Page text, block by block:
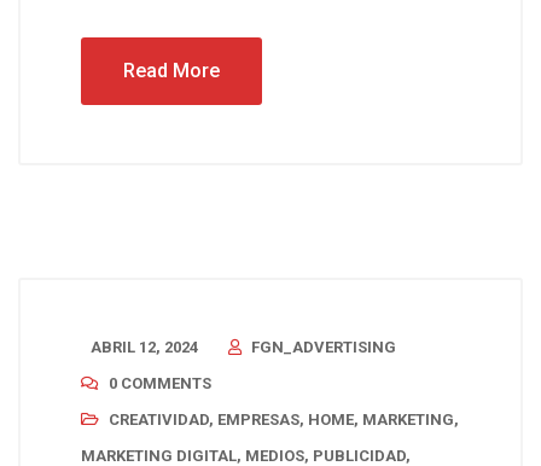
Read More
ABRIL 12, 2024
FGN_ADVERTISING
0 COMMENTS
CREATIVIDAD, EMPRESAS, HOME, MARKETING,
MARKETING DIGITAL, MEDIOS, PUBLICIDAD,